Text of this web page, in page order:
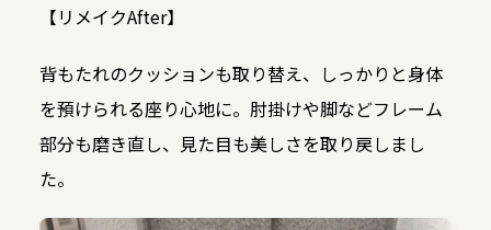
【リメイクAfter】
背もたれのクッションも取り替え、しっかりと身体
を預けられる座り心地に。肘掛けや脚などフレーム
部分も磨き直し、見た目も美しさを取り戻しまし
た。